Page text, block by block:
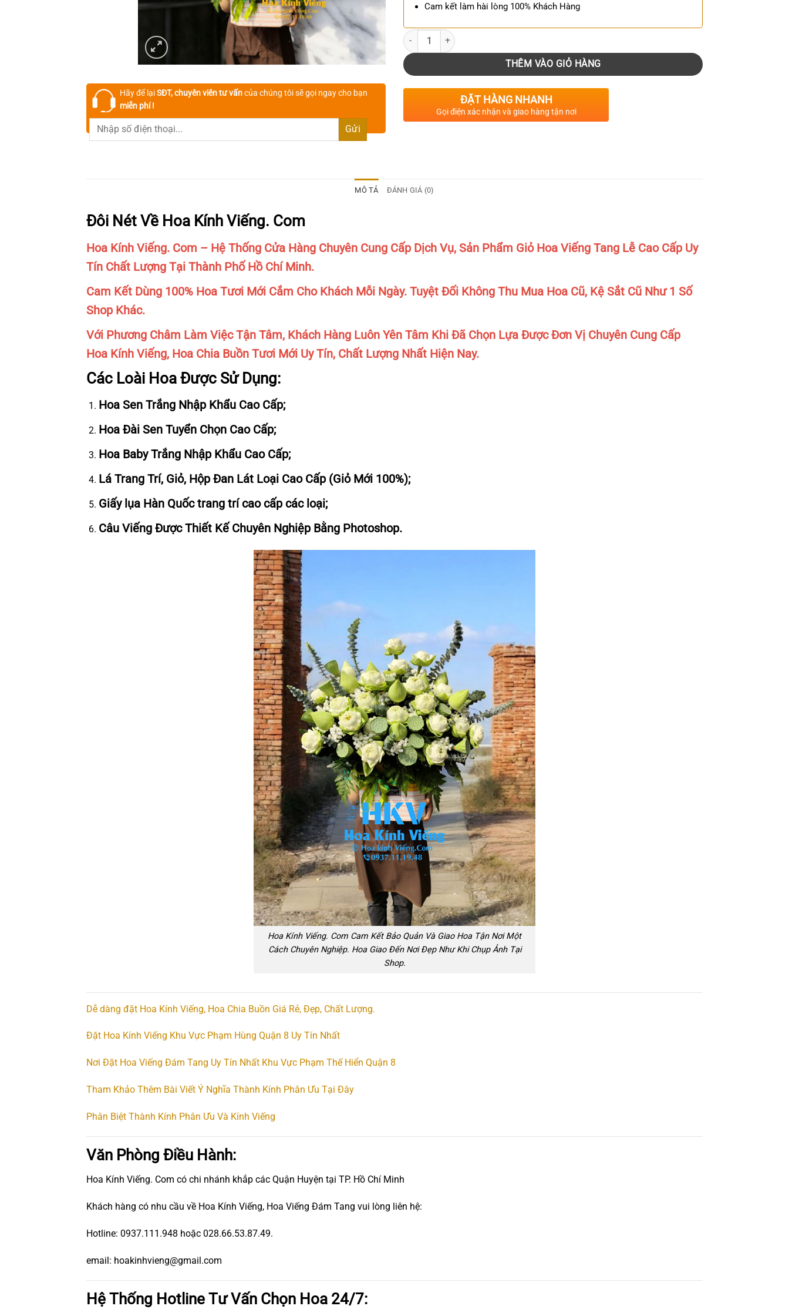
Hãy để lạiSĐT, chuyên viên tư vấncủa chúng tôi sẽ gọi ngay cho bạn
miễn phí !
Cam kết làm hài lòng 100% Khách Hàng
Số lượng
THÊM VÀO GIỎ HÀNG
ĐẶT HÀNG NHANH
Gọi điện xác nhận và giao hàng tận nơi
MÔ TẢ ĐÁNH GIÁ (0)
Đôi Nét Về Hoa Kính Viếng. Com
Hoa Kính Viếng. Com – Hệ Thống Cửa Hàng Chuyên Cung Cấp Dịch Vụ, Sản Phẩm Giỏ Hoa Viếng Tang Lễ Cao Cấp Uy
Tín Chất Lượng Tại Thành Phố Hồ Chí Minh.
Cam Kết Dùng 100% Hoa Tươi Mới Cắm Cho Khách Mỗi Ngày. Tuyệt Đối Không Thu Mua Hoa Cũ, Kệ Sắt Cũ Như 1 Số
Shop Khác.
Với Phương Châm Làm Việc Tận Tâm, Khách Hàng Luôn Yên Tâm Khi Đã Chọn Lựa Được Đơn Vị Chuyên Cung Cấp
Hoa Kính Viếng, Hoa Chia Buồn Tươi Mới Uy Tín, Chất Lượng Nhất Hiện Nay.
Các Loài Hoa Được Sử Dụng:
Hoa Sen Trắng Nhập Khẩu Cao Cấp;
Hoa Đài Sen Tuyển Chọn Cao Cấp;
Hoa Baby Trắng Nhập Khẩu Cao Cấp;
Lá Trang Trí, Giỏ, Hộp Đan Lát Loại Cao Cấp (Giỏ Mới 100%);
Giấy lụa Hàn Quốc trang trí cao cấp các loại;
Câu Viếng Được Thiết Kế Chuyên Nghiệp Bằng Photoshop.
Hoa Kính Viếng. Com Cam Kết Bảo Quản Và Giao Hoa Tận Nơi Một
Cách Chuyên Nghiệp. Hoa Giao Đến Nơi Đẹp Như Khi Chụp Ảnh Tại
Shop.
Dễ dàng đặt Hoa Kính Viếng, Hoa Chia Buồn Giá Rẻ, Đẹp, Chất Lượng.
Đặt Hoa Kính Viếng Khu Vực Phạm Hùng Quận 8 Uy Tín Nhất
Nơi Đặt Hoa Viếng Đám Tang Uy Tín Nhất Khu Vực Phạm Thế Hiển Quận 8
Tham Khảo Thêm Bài Viết Ý Nghĩa Thành Kính Phân Ưu Tại Đây
Phân Biệt Thành Kính Phân Ưu Và Kính Viếng
Văn Phòng Điều Hành:
Hoa Kính Viếng. Com có chi nhánh khắp các Quận Huyện tại TP. Hồ Chí Minh
Khách hàng có nhu cầu về Hoa Kính Viếng, Hoa Viếng Đám Tang vui lòng liên hệ:
Hotline: 0937.111.948 hoặc 028.66.53.87.49.
email: hoakinhvieng@gmail.com
Hệ Thống Hotline Tư Vấn Chọn Hoa 24/7: